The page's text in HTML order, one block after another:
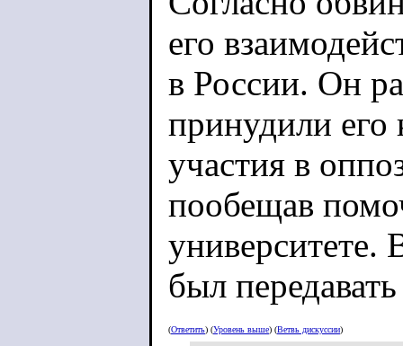
его
в России. Он
принудили его
участия в
пообещав
был
деятельности
(Ответить) (Уровень выше) (Ветвь дискуссии)